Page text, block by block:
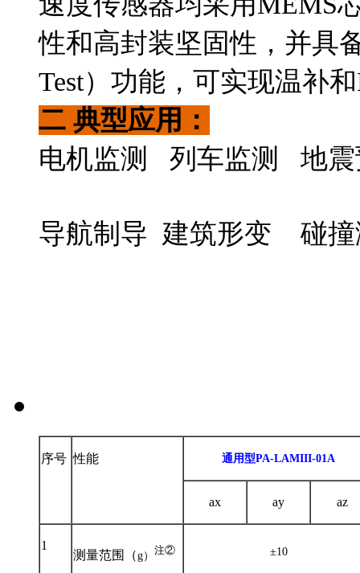
性和高封装坚固性，并具
Test）功能，可实现温补
二 典型应用：
电机监测 列车监测 地
导航制导 建筑形变 碰撞
序号 性能 通用型PA-LAMIII-01A
ax ay az
1
测量范围（g） 注② ±10